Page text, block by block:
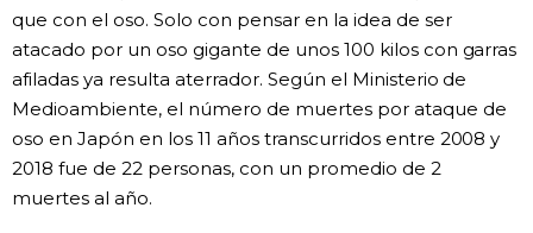
Avisos
que con el oso. Solo con pensar en la idea de ser
atacado por un oso gigante de unos 100 kilos con garras
afiladas ya resulta aterrador. Según el Ministerio de
Medioambiente, el número de muertes por ataque de
oso en Japón en los 11 años transcurridos entre 2008 y
2018 fue de 22 personas, con un promedio de 2
muertes al año.